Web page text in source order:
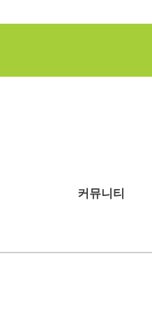
커뮤니티